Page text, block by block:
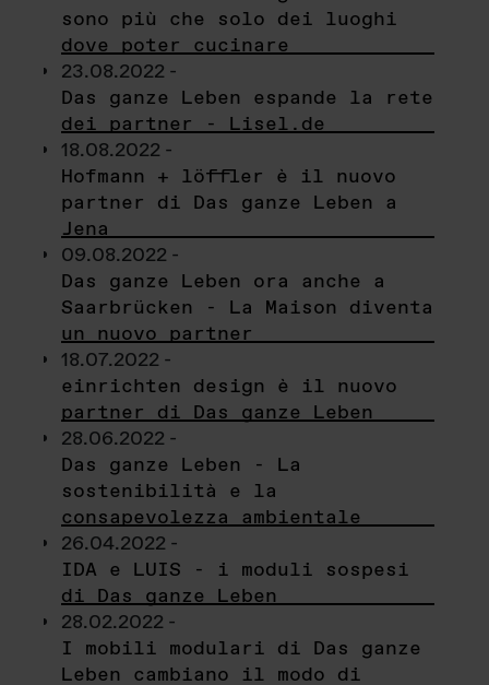
sono più che solo dei luoghi
dove poter cucinare
23.08.2022 -
Das ganze Leben espande la rete
dei partner - Lisel.de
18.08.2022 -
Hofmann + löffler è il nuovo
partner di Das ganze Leben a
Jena
09.08.2022 -
Das ganze Leben ora anche a
Saarbrücken - La Maison diventa
un nuovo partner
18.07.2022 -
einrichten design è il nuovo
partner di Das ganze Leben
28.06.2022 -
Das ganze Leben - La
sostenibilità e la
consapevolezza ambientale
26.04.2022 -
IDA e LUIS - i moduli sospesi
di Das ganze Leben
28.02.2022 -
I mobili modulari di Das ganze
Leben cambiano il modo di